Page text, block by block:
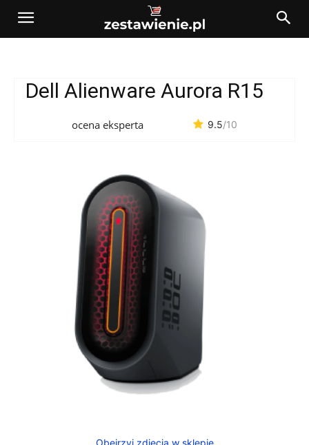
Dell Alienware Aurora R15
ocena eksperta 9.5/10
Obejrzyj zdjęcia w sklepie